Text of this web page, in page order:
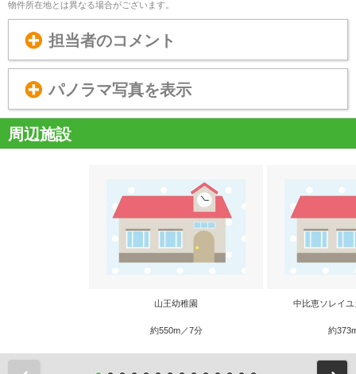
物件所在地とは異なる場合がございます。
担当者のコメント
パノラマ写真を表示
周辺施設
山王幼稚園
約550m／7分
中比恵ソレイ
約